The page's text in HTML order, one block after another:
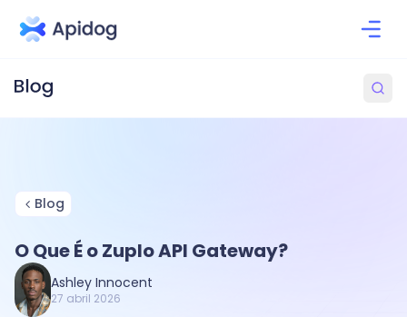
Blog
O Que É o Zuplo API Gateway?
Ashley Innocent
27 abril 2026